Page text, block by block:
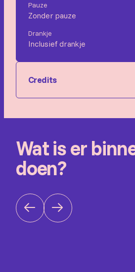
Pauze
Zonder pauze
Drankje
Inclusief drankje
Credits
Gezelschap:Bert Visscher,
Wat is er
doen?